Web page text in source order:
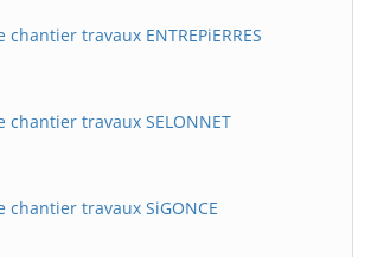
chantier travaux ENTREPiERRES
chantier travaux SELONNET
chantier travaux SiGONCE